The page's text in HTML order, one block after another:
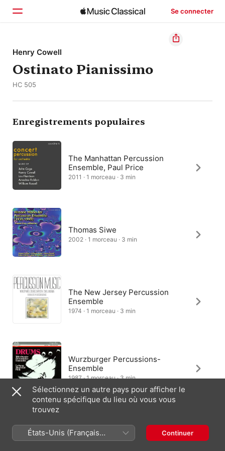
Se connecter
Accueil
Parcourir
Henry Cowell
Ostinato Pianissimo
HC 505
Enregistrements populaires
The Manhattan Percussion
Ensemble, Paul Price
2011 · 1 morceau · 3 min
Thomas Siwe
2002 · 1 morceau · 3 min
The New Jersey Percussion
Ensemble
1974 · 1 morceau · 3 min
Wurzburger Percussions-
Ensemble
1987 · 1 morceau · 3 min
Sélectionnez un autre pays pour afficher le
contenu spécifique du lieu où vous vous
trouvez
États-Unis (Français
France)
Continuer